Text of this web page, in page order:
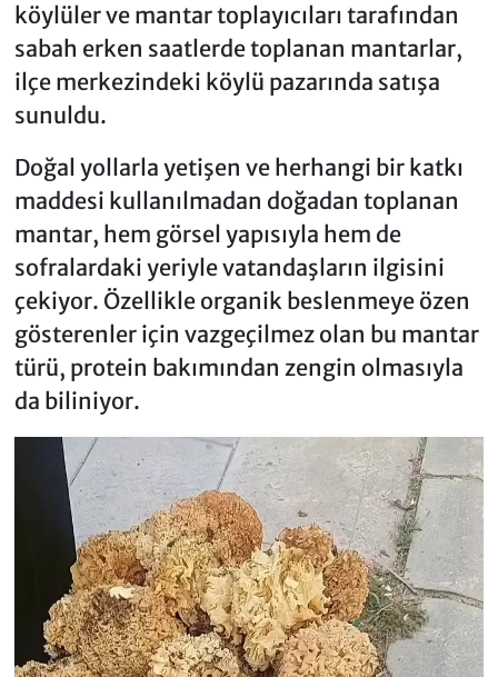
köylüler ve mantar toplayıcıları tarafından
sabah erken saatlerde toplanan mantarlar,
ilçe merkezindeki köylü pazarında satışa
sunuldu.
Doğal yollarla yetişen ve herhangi bir katkı
maddesi kullanılmadan doğadan toplanan
mantar, hem görsel yapısıyla hem de
sofralardaki yeriyle vatandaşların ilgisini
çekiyor. Özellikle organik beslenmeye özen
gösterenler için vazgeçilmez olan bu mantar
türü, protein bakımından zengin olmasıyla
da biliniyor.